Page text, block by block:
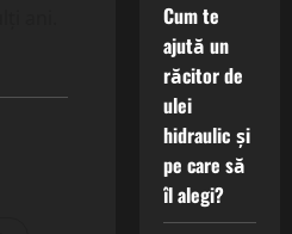
Cum te
ajută un
răcitor de
ulei
hidraulic și
pe care să
îl alegi?